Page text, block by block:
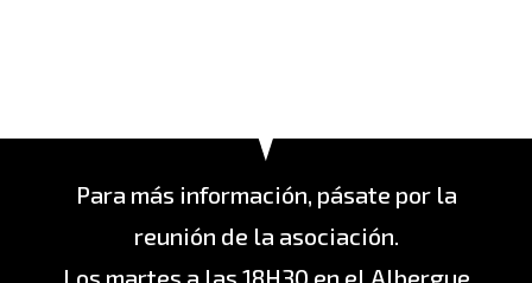
Para más información, pásate por la
reunión de la asociación.
Los martes a las 18H30 en el Albergue